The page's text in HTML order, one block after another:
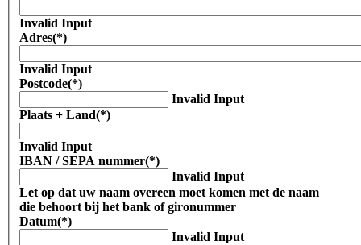
Invalid Input
Adres(*)
Invalid Input
Postcode(*)
Invalid Input
Plaats + Land(*)
Invalid Input
IBAN / SEPA nummer(*)
Invalid Input
Let op dat uw naam overeen moet komen met de naam
die behoort bij het bank of gironummer
Datum(*)
Invalid Input